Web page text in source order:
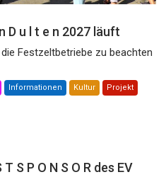
D u l t e n 2027 läuft
Festzeltbetriebe zu beachten
Informationen Kultur Projekt
S P O N S O R des EV